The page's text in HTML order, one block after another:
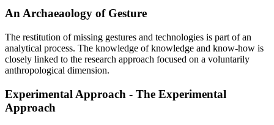
An Archaeaology of Gesture
The restitution of missing gestures and technologies is part of an
analytical process. The knowledge of knowledge and know-how is
closely linked to the research approach focused on a voluntarily
anthropological dimension.
Experimental Approach - The Experimental
Approach